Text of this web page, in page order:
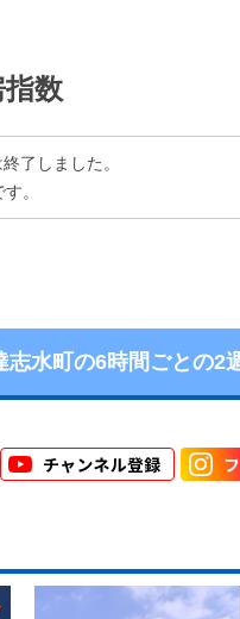
数
了しました。
。
志水町の6時間ごとの2